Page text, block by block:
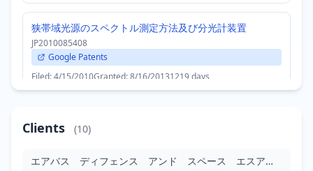
狭帯域光源のスペクトル測定方法及び分光計装置
JP2010085408
Google Patents
Filed: 4/15/2010Granted: 8/16/20131219 days
JP2010086967
Filed: 4/15/2010Granted: 12/5/2014 1695 days
Clients (10)
エアバス ディフェンス アンド スペース エスアーエス